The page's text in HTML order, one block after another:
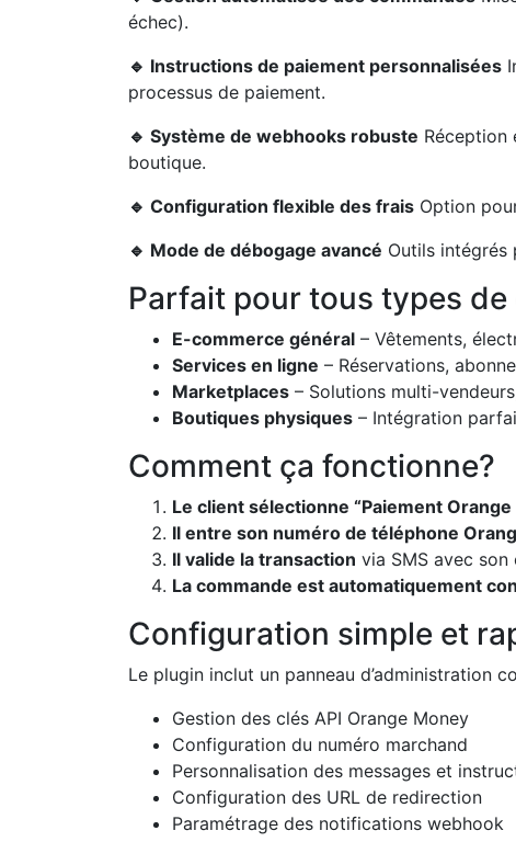
échec).
🔹 Instructions de paiement personnalisées
processus de paiement.
🔹 Système de webhooks robuste
boutique.
🔹 Configuration flexible des frais Option
🔹 Mode de débogage avancé Outils
Parfait pour tous types
E-commerce général – Vêtements,
Services en ligne – Réservations,
Marketplaces – Solutions multi-
Boutiques physiques – Intégration
Comment ça fonctionne?
Le client sélectionne “Paiement Orange
Il entre son numéro de téléphone
Il valide la transaction via SMS avec son
La commande est automatiquement
Configuration simple et
Le plugin inclut un panneau d’administration
Gestion des clés API Orange Money
Configuration du numéro marchand
Personnalisation des messages et
Configuration des URL de redirection
Paramétrage des notifications webhook